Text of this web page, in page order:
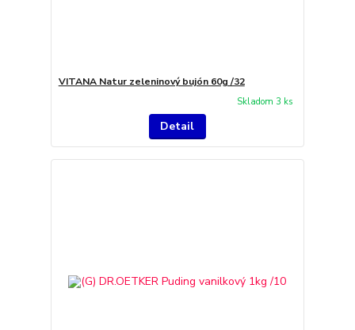
VITANA Natur zeleninový bujón 60g /32
Skladom 3 ks
Detail